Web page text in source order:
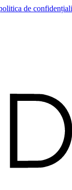
de